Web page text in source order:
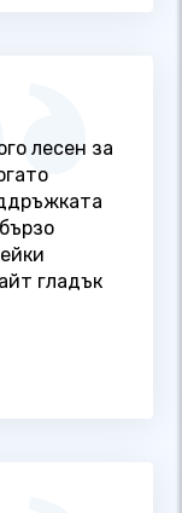
лесен за
гладък